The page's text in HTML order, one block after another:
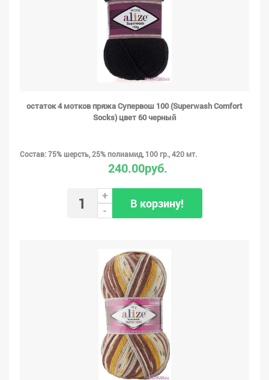
остаток 4 мотков пряжа Супервош 100 (Superwash Comfort
Socks) цвет 60 черный
Состав: 75% шерсть, 25% полиамид, 100 гр., 420 мт.
240.00руб.
+
-
В корзину!